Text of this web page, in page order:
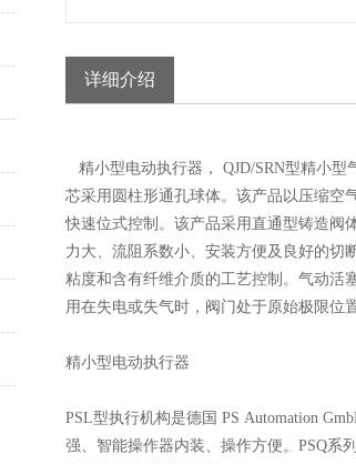
详细介绍
精小型电动执行器， QJD/SRN型精小型
芯采用圆柱形通孔球体。该产品以压缩空
快速位式控制。该产品采用直通型铸造阀
力大、流阻系数小、安装方便及良好的切
粘度和含有纤维介质的工艺控制。气动活
用在失电或失气时，阀门处于原始极限位
精小型电动执行器
PSL型执行机构是德国 PS Automation
强、智能操作器内装、操作方便。PSQ系